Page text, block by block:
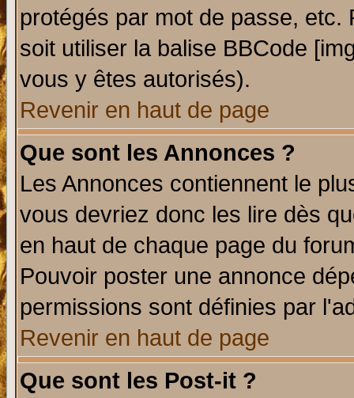
protégés par mot de passe,
soit utiliser la balise BBCode
vous y êtes autorisés).
Revenir en haut de page
Que sont les Annonces ?
Les Annonces contiennent le
vous devriez donc les lire dès
en haut de chaque page du
Pouvoir poster une annonce
permissions sont définies par
Revenir en haut de page
Que sont les Post-it ?